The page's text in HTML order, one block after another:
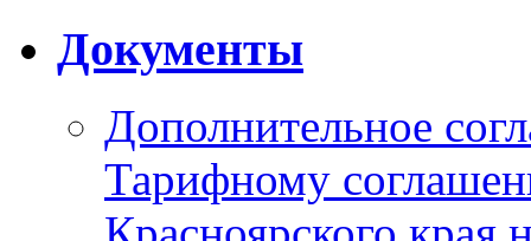
Документы
Дополнительное
Тарифному